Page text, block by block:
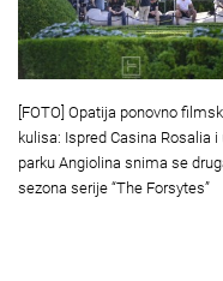
[FOTO] Opatija ponovno
kulisa: Ispred Casina Rosalia i
parku Angiolina snima se
sezona serije “The Forsytes”